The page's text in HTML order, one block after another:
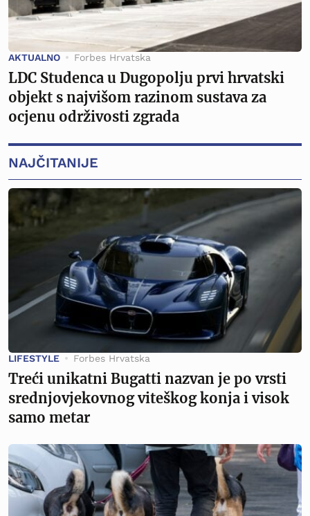
AKTUALNO Forbes Hrvatska
LDC Studenca u Dugopolju prvi hrvatski
objekt s najvišom razinom sustava za
ocjenu održivosti zgrada
NAJČITANIJE
LIFESTYLE Forbes Hrvatska
Treći unikatni Bugatti nazvan je po vrsti
srednjovjekovnog viteškog konja i visok
samo metar